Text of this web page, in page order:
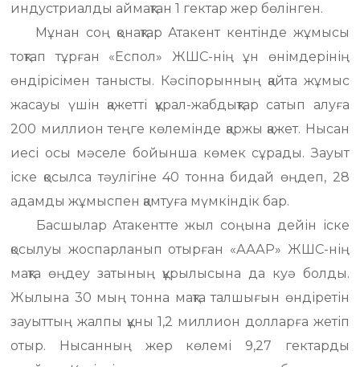
индустриалды аймақтан 1 гектар жер бөлінген.
Мұнан соң қонақтар Атакент кентінде жұмысы
тоқтап тұрған «Еспол» ЖШС-нің ұн өнімдерінің
өндірісімен танысты. Кәсіпорынның қайта жұмыс
жасауы үшін қажетті құрал-жабдықтар сатып алуға
200 миллион теңге көлемінде қаржы қажет. Нысан
иесі осы мәселе бойынша көмек сұрады. Зауыт
іске қосылса тәулігіне 40 тонна бидай өңдеп, 28
адамды жұмыспен қамтуға мүмкіндік бар.
Басшылар Атакентте жыл соңына дейін іске
қосылуы жоспарланып отырған «АААР» ЖШС-нің
мақта өңдеу затының құрылысына да куә болды.
Жылына 30 мың тонна мақта талшығын өндіретін
зауыттың жалпы құны 1,2 миллион долларға жетіп
отыр. Нысанның жер көлемі 9,27 гектарды